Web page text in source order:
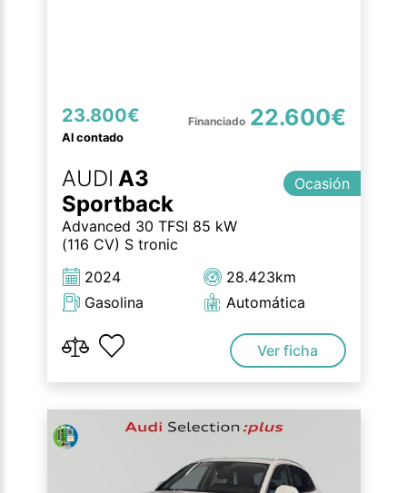
23.800€
Al contado
22.600€
AUDI A3
Sportback
Advanced 30 TFSI 85 kW
(116 CV) S tronic
Ocasión
2024
Gasolina
28.423km
Automática
Ver ficha